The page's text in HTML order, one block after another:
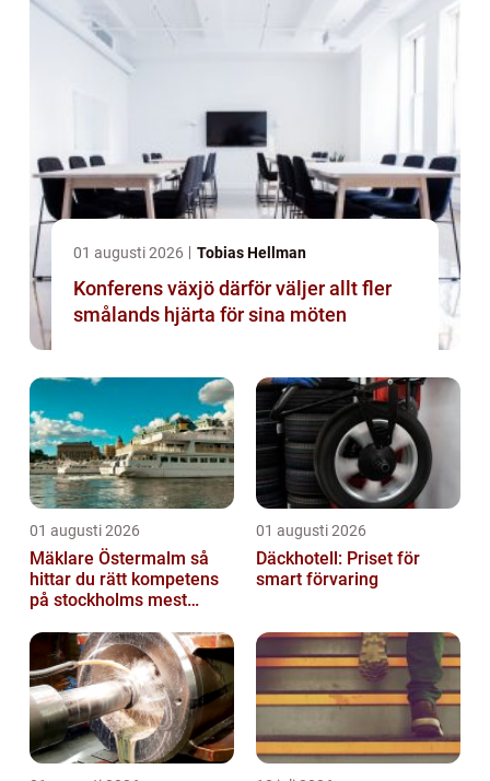
01 augusti 2026 Tobias Hellman
Konferens växjö därför väljer allt fler
smålands hjärta för sina möten
01 augusti 2026
Mäklare Östermalm så
hittar du rätt kompetens
på stockholms mest
01 augusti 2026
Däckhotell: Priset för
smart förvaring